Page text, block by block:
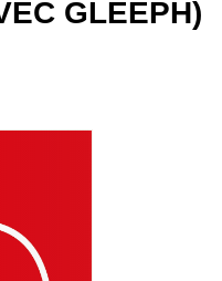
GLEEPH)